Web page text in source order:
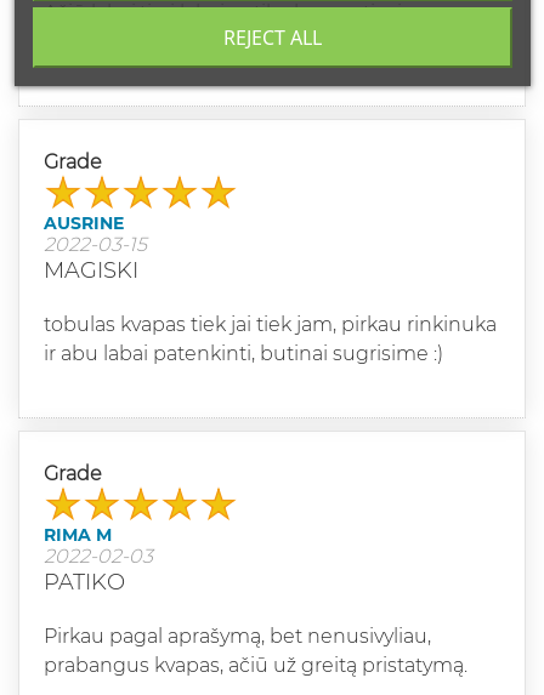
Ačiū labai,tirai labai patiko kvapas,tiesiog
fantastika ir gersi laikosi.
Grade
AUSRINE
2022-03-15
MAGISKI
tobulas kvapas tiek jai tiek jam, pirkau rinkinuka
ir abu labai patenkinti, butinai sugrisime :)
Grade
RIMA M
2022-02-03
PATIKO
Pirkau pagal aprašymą, bet nenusivyliau,
prabangus kvapas, ačiū už greitą pristatymą.
REJECT ALL